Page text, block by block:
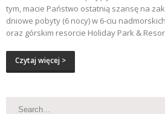
tym, macie Państwo ostatnią szansę na
dniowe pobyty (6 nocy) w 6-ciu
oraz górskim resorcie Holiday Park &
Czytaj więcej >